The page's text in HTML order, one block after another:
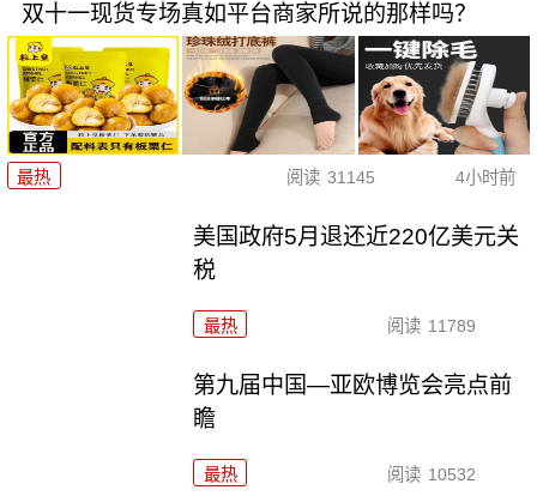
双十一现货专场真如平台商家所说的那样吗？
最热 阅读 31145 4小时前
美国政府5月退还近220亿美元关
税
最热 阅读 11789
第九届中国—亚欧博览会亮点前
瞻
最热 阅读 10532